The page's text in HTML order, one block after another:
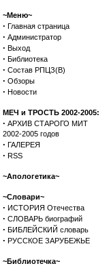
~Меню~
· Главная страница
· Администратор
· Выход
· Библиотека
· Состав РПЦЗ(В)
· Обзоры
· Новости
МЕЧ и ТРОСТЬ 2002-2005:
· АРХИВ СТАРОГО МИТ
2002-2005 годов
· ГАЛЕРЕЯ
· RSS
~Апологетика~
~Словари~
· ИСТОРИЯ Отечества
· СЛОВАРЬ биографий
· БИБЛЕЙСКИЙ словарь
· РУССКОЕ ЗАРУБЕЖЬЕ
~Библиотечка~